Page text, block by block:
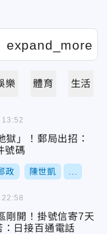
樂 體育 生活
獄」！郵局出招：
號碼
政 陳世凱
13:52
剛開！掛號信寄7天
日接百通電話
22:58